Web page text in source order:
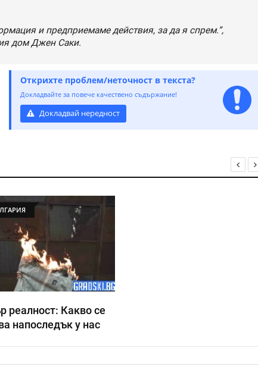
и предприемаме действия, за да я спрем.”,
дом Джен Саки.
Открихте проблем/неточност в текста?
Докладвайте за повече качествено съдържание!
Докладвай нередност
реалност: Какво се
напоследък у нас